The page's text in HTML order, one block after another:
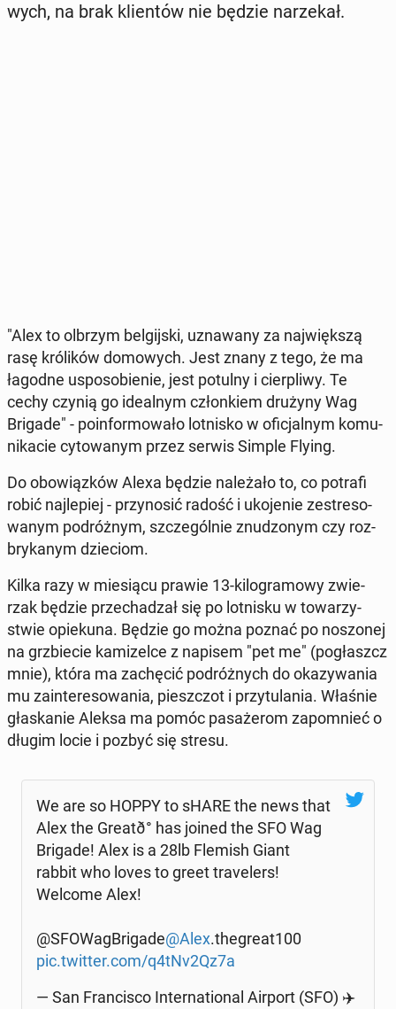
wych, na brak klien­tów nie będzie na­rze­kał.
"Alex to olbrzym bel­gij­ski, uzna­wa­ny za naj­więk­szą
rasę kró­li­ków do­mo­wych. Jest znany z tego, że ma
łagodne uspo­so­bie­nie, jest potulny i cier­pli­wy. Te
cechy czynią go ide­al­nym człon­kiem drużyny Wag
Brigade" - po­in­for­mo­wa­ło lot­ni­sko w ofi­cjal­nym ko­mu­
ni­ka­cie cy­to­wa­nym przez serwis Simple Flying.
Do obo­wiąz­ków Alexa będzie na­le­ża­ło to, co potrafi
robić naj­le­piej - przy­no­sić radość i uko­je­nie ze­stre­so­
wa­nym po­dróż­nym, szcze­gól­nie znu­dzo­nym czy roz­
bry­ka­nym dzie­ciom.
Kilka razy w mie­sią­cu prawie 13-ki­lo­gra­mo­wy zwie­
rzak będzie prze­cha­dzał się po lot­ni­sku w to­wa­rzy­
stwie opie­ku­na. Będzie go można poznać po no­szo­nej
na grzbie­cie ka­mi­zel­ce z napisem "pet me" (po­głaszcz
mnie), która ma za­chę­cić po­dróż­nych do oka­zy­wa­nia
mu za­in­te­re­so­wa­nia, piesz­czot i przy­tu­la­nia. Właśnie
gła­ska­nie Aleksa ma pomóc pa­sa­że­rom za­po­mnieć o
długim locie i pozbyć się stresu.
We are so HOPPY to sHARE the news that
Alex the Gre­atð° has joined the SFO Wag
Brigade! Alex is a 28lb Flemish Giant
rabbit who loves to greet tra­ve­lers!
Welcome Alex!
@SFO­Wag­Bri­ga­de@Alex.the­gre­at100
pic.twitter.com/q4tNv2Qz7a
— San Fran­ci­sco In­ter­na­tio­nal Airport (SFO) ✈️